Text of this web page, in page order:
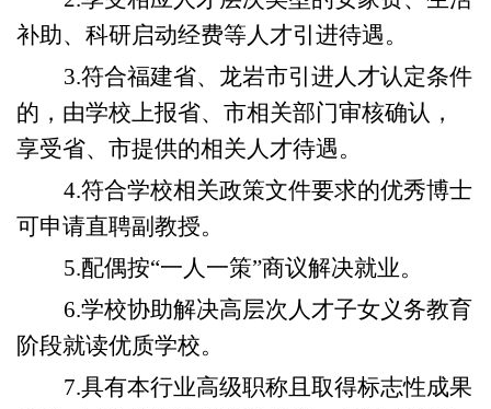
补助、科研启动经费等人才引进待遇。
3.符合福建省、龙岩市引进人才认定条件
的，由学校上报省、市相关部门审核确认，
享受省、市提供的相关人才待遇。
4.符合学校相关政策文件要求的优秀博士
可申请直聘副教授。
5.配偶按“一人一策”商议解决就业。
6.学校协助解决高层次人才子女义务教育
阶段就读优质学校。
7.具有本行业高级职称且取得标志性成果